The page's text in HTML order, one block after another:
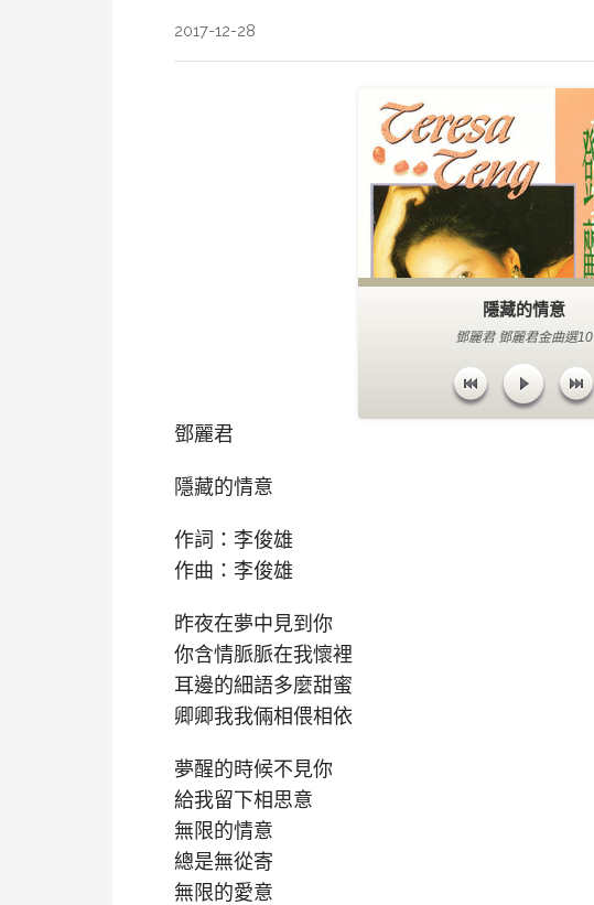
2017-12-28
隱藏的情意
鄧麗君 鄧麗君金曲選10
鄧麗君
隱藏的情意
作詞：李俊雄
作曲：李俊雄
昨夜在夢中見到你
你含情脈脈在我懷裡
耳邊的細語多麼甜蜜
卿卿我我倆相偎相依
夢醒的時候不見你
給我留下相思意
無限的情意
總是無從寄
無限的愛意